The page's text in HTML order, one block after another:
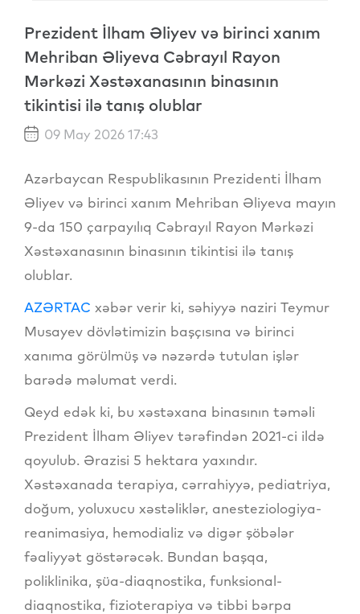
Prezident İlham Əliyev və birinci xanım
Mehriban Əliyeva Cəbrayıl Rayon
Mərkəzi Xəstəxanasının binasının
tikintisi ilə tanış olublar
09 May 2026 17:43
Azərbaycan Respublikasının Prezidenti İlham
Əliyev və birinci xanım Mehriban Əliyeva mayın
9-da 150 çarpayılıq Cəbrayıl Rayon Mərkəzi
Xəstəxanasının binasının tikintisi ilə tanış
olublar.
AZƏRTAC xəbər verir ki, səhiyyə naziri Teymur
Musayev dövlətimizin başçısına və birinci
xanıma görülmüş və nəzərdə tutulan işlər
barədə məlumat verdi.
Qeyd edək ki, bu xəstəxana binasının təməli
Prezident İlham Əliyev tərəfindən 2021-ci ildə
qoyulub. Ərazisi 5 hektara yaxındır.
Xəstəxanada terapiya, cərrahiyyə, pediatriya,
doğum, yoluxucu xəstəliklər, anesteziologiya-
reanimasiya, hemodializ və digər şöbələr
fəaliyyət göstərəcək. Bundan başqa,
poliklinika, şüa-diaqnostika, funksional-
diaqnostika, fizioterapiya və tibbi bərpa